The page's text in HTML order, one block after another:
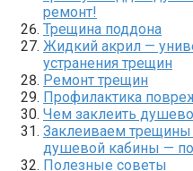
ремонт!
Трещина поддона
Жидкий акрил —
устранения трещин
Ремонт трещин
Профилактика
Чем заклеить
Заклеиваем
душевой кабины —
Полезные советы